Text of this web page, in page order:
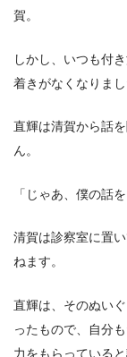
賀。
しかし、いつも付
着きがなくなりまし
直輝は清賀から話
ん。
「じゃあ、僕の話
清賀は診察室に置
ねます。
直輝は、そのぬい
ったもので、自分
力をもらっていると